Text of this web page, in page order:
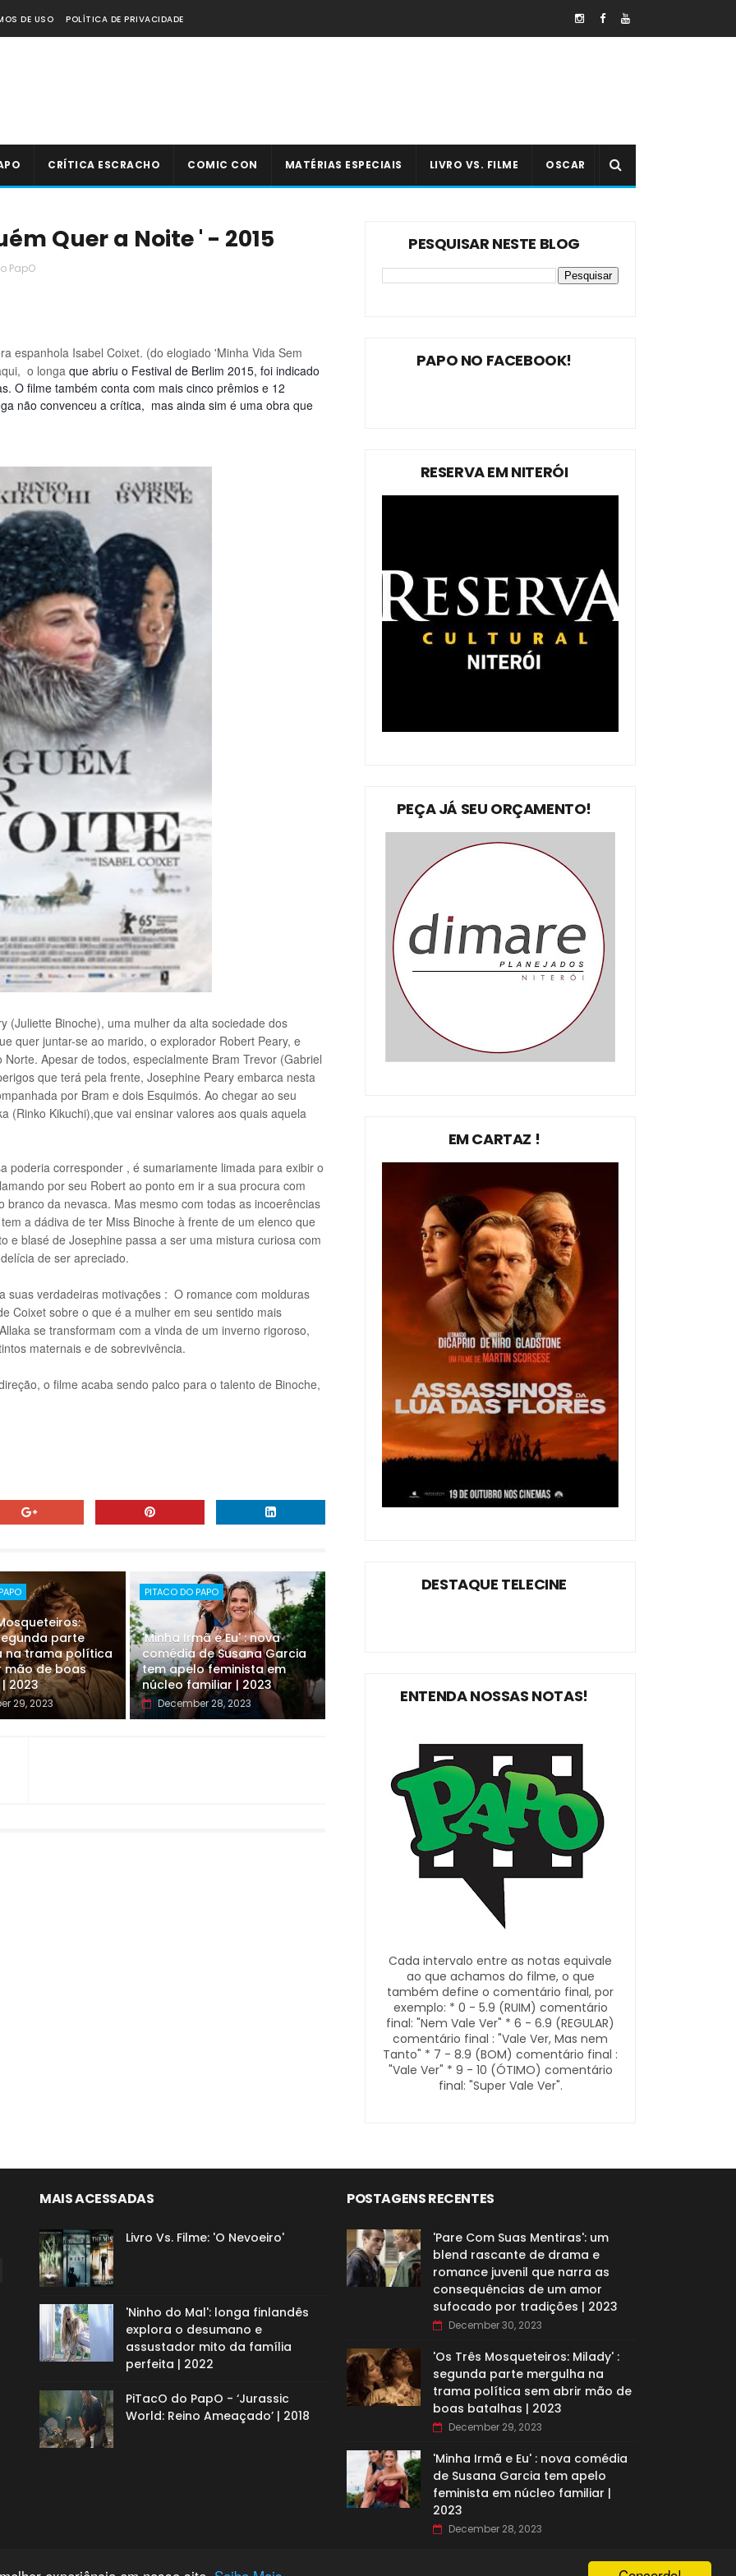
DE USO POLÍTICA DE PRIVACIDADE
CRÍTICA ESCRACHO COMIC CON MATÉRIAS ESPECIAIS LIVRO VS. FILME OSCAR
Quer a Noite ' - 2015
PapO
espanhola Isabel Coixet. (do elogiado 'Minha Vida Sem
o longa que abriu o Festival de Berlim 2015, foi indicado
O filme também conta com mais cinco prêmios e 12
não convenceu a crítica, mas ainda sim é uma obra que
(Juliette Binoche), uma mulher da alta sociedade dos
quer juntar-se ao marido, o explorador Robert Peary, e
Apesar de todos, especialmente Bram Trevor (Gabriel
que terá pela frente, Josephine Peary embarca nesta
por Bram e dois Esquimós. Ao chegar ao seu
(Rinko Kikuchi),que vai ensinar valores aos quais aquela
poderia corresponder , é sumariamente limada para exibir o
por seu Robert ao ponto em ir a sua procura com
da nevasca. Mas mesmo com todas as incoerências
a dádiva de ter Miss Binoche à frente de um elenco que
blasé de Josephine passa a ser uma mistura curiosa com
de ser apreciado.
suas verdadeiras motivações : O romance com molduras
Coixet sobre o que é a mulher em seu sentido mais
se transformam com a vinda de um inverno rigoroso,
maternais e de sobrevivência.
o filme acaba sendo palco para o talento de Binoche,
parte
na trama política
mão de boas
2023
29, 2023
PITACO DO PAPO
'Minha Irmã e Eu' : nova
comédia de Susana Garcia
tem apelo feminista em
núcleo familiar | 2023
December 28, 2023
PESQUISAR NESTE BLOG
PAPO NO FACEBOOK!
RESERVA EM NITERÓI
PEÇA JÁ SEU ORÇAMENTO!
EM CARTAZ !
DESTAQUE TELECINE
ENTENDA NOSSAS NOTAS!
Cada intervalo entre as notas equivale
ao que achamos do filme, o que
também define o comentário final, por
exemplo: * 0 - 5.9 (RUIM) comentário
final: "Nem Vale Ver" * 6 - 6.9 (REGULAR)
comentário final : "Vale Ver, Mas nem
Tanto" * 7 - 8.9 (BOM) comentário final :
"Vale Ver" * 9 - 10 (ÓTIMO) comentário
final: "Super Vale Ver".
MAIS ACESSADAS
Livro Vs. Filme: 'O Nevoeiro'
'Ninho do Mal': longa finlandês
explora o desumano e
assustador mito da família
perfeita | 2022
PiTacO do PapO - ‘Jurassic
World: Reino Ameaçado’ | 2018
POSTAGENS RECENTES
'Pare Com Suas Mentiras': um
blend rascante de drama e
romance juvenil que narra as
consequências de um amor
sufocado por tradições | 2023
December 30, 2023
'Os Três Mosqueteiros: Milady' :
segunda parte mergulha na
trama política sem abrir mão de
boas batalhas | 2023
December 29, 2023
'Minha Irmã e Eu' : nova comédia
de Susana Garcia tem apelo
feminista em núcleo familiar |
2023
December 28, 2023